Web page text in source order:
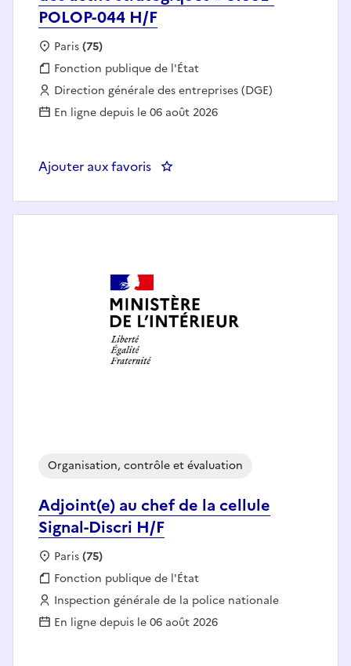
POLOP-044 H/F
Localisation :
Paris(75)
Fonction publique :
Fonction publique de l'État
Employeur :
Direction générale des entreprises (DGE)
En ligne depuis le 06 août 2026
Ajouter aux favoris : Chargé/e de mission «
Adjoint(e) au chef de la cellule
Signal-Discri H/F
Organisation, contrôle et évaluation
Localisation :
Paris(75)
Fonction publique :
Fonction publique de l'État
Employeur :
Inspection générale de la police nationale
En ligne depuis le 06 août 2026